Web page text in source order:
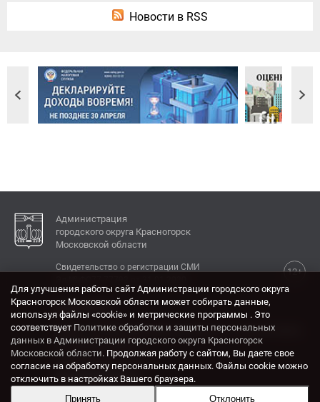
Новости в RSS
Администрация
городского округа Красногорск
Московской области
12+
Свидетельство о регистрации СМИ
КОНТАКТЫ
Адрес: 143404, Московская область, г. Красногорск,
ул. Ленина, дом 4.
Электронная почта:
krasrn@mosreg.ru
Для улучшения работы сайт Администрации городского округа
Красногорск Московской области может собирать данные,
используя файлы «cookie» и метрические программы . Это
соответствует Политике обработки и защиты персональных
данных в Администрации городского округа Красногорск
Московской области. Продолжая работу с сайтом, Вы даете свое
согласие на обработку персональных данных. Файлы cookie можно
отключить в настройках Вашего браузера.
Принять
Отклонить